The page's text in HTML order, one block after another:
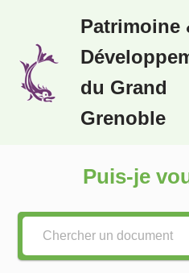
au
contenu
Patrimoine
du Grand
Grenoble
Puis-je